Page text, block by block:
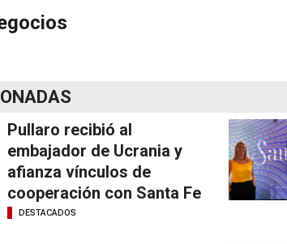
Pullaro recibió al
embajador de Ucrania y
afianza vínculos de
cooperación con Santa Fe
DESTACADOS